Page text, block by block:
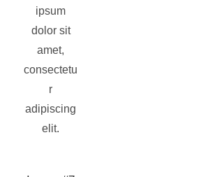
ipsum
dolor sit
amet,
consectetu
r
adipiscing
elit.